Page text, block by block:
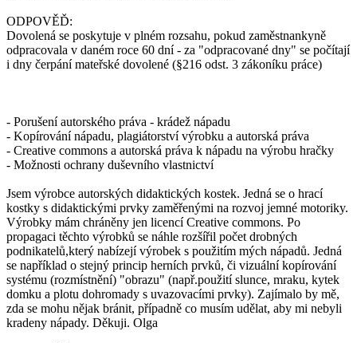
ODPOVĚĎ:
Dovolená se poskytuje v plném rozsahu, pokud zaměstnankyně
odpracovala v daném roce 60 dní - za "odpracované dny" se počítají
i dny čerpání mateřské dovolené (§216 odst. 3 zákoníku práce)
- Porušení autorského práva - krádež nápadu
- Kopírování nápadu, plagiátorství výrobku a autorská práva
- Creative commons a autorská práva k nápadu na výrobu hračky
- Možnosti ochrany duševního vlastnictví
Jsem výrobce autorských didaktických kostek. Jedná se o hrací
kostky s didaktickými prvky zaměřenými na rozvoj jemné motoriky.
Výrobky mám chráněny jen licencí Creative commons. Po
propagaci těchto výrobků se náhle rozšířil počet drobných
podnikatelů,který nabízejí výrobek s použitím mých nápadů. Jedná
se například o stejný princip herních prvků, či vizuální kopírování
systému (rozmístnění) "obrazu" (např.použití slunce, mraku, kytek
domku a plotu dohromady s uvazovacími prvky). Zajímalo by mě,
zda se mohu nějak bránit, případně co musím udělat, aby mi nebyli
kradeny nápady. Děkuji. Olga